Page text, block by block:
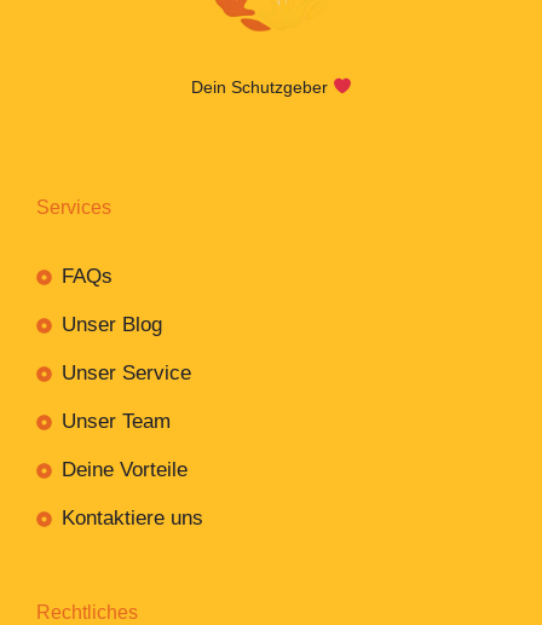
Dein Schutzgeber
Services
FAQs
Unser Blog
Unser Service
Unser Team
Deine Vorteile
Kontaktiere uns
Rechtliches